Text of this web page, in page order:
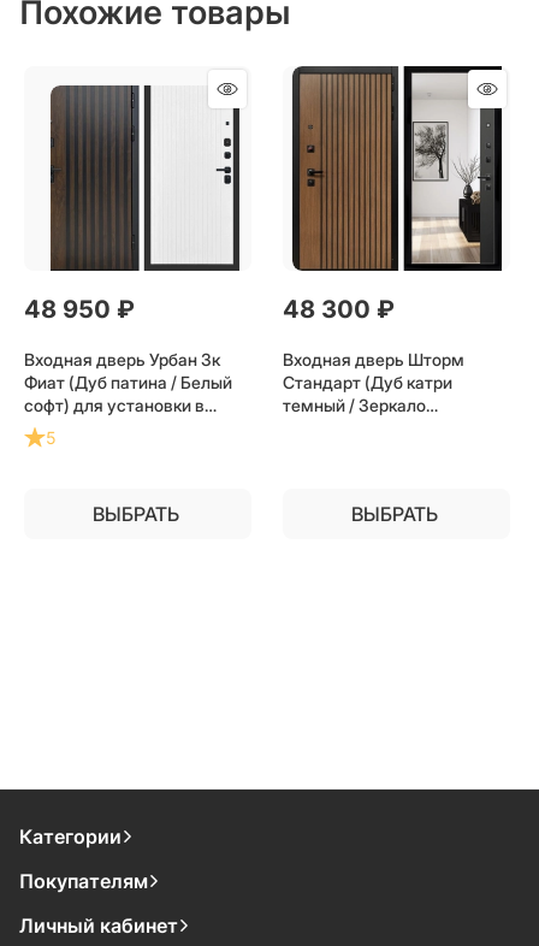
Похожие товары
48 950 ₽
Входная дверь Урбан 3к
Фиат (Дуб патина / Белый
софт) для установки в
квартиру
5
ВЫБРАТЬ
48 300 ₽
Входная дверь Шторм
Стандарт (Дуб катри
темный / Зеркало
ВЫБРАТЬ
Категории
Покупателям
Личный кабинет